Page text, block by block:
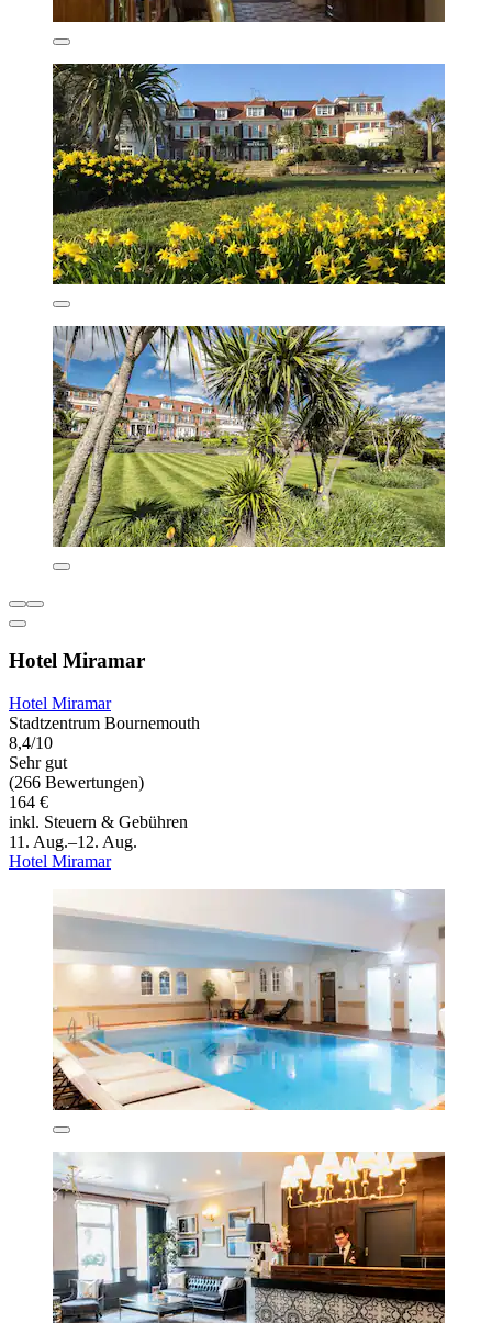
Hotel Miramar
Hotel Miramar
Stadtzentrum Bournemouth
8,4/10
Sehr gut
(266 Bewertungen)
164 €
inkl. Steuern & Gebühren
11. Aug.–12. Aug.
Hotel Miramar